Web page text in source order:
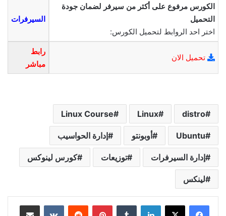
الكورس مرفوع على أكثر من سيرفر لضمان جودة
التحميل
اختر احد الروابط لتحميل الكورس:
السيرفرات
تحميل الان
رابط
مباشر
distro
Linux
Linux Course
Ubuntu أوبونتو إدارة الحواسيب
إدارة السيرفرات توزيعات كورس لينوكس
لينكس
لينكدإن بينتيريست مشاركة عبر البريد